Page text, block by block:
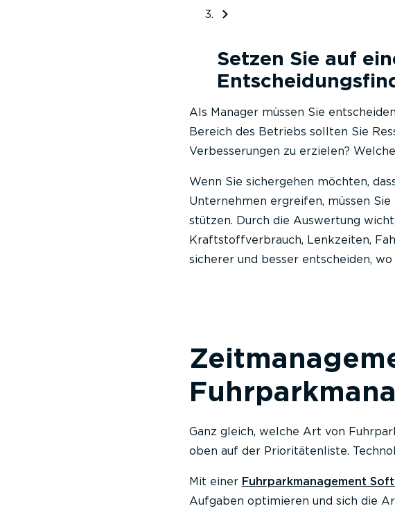
Setzen Sie auf
Als Manager müssen Sie
Bereich des Betriebs sollten Sie
Verbesserungen zu erzielen?
Wenn Sie sichergehen möchten,
Unternehmen ergreifen, müssen
stützen. Durch die Auswertung
Kraftstoffverbrauch, Lenkzeiten,
sicherer und besser entscheiden,
Ganz gleich, welche Art von
oben auf der Prioritätenliste.
Mit einer Fuhrparkmanagement
Aufgaben optimieren und sich die